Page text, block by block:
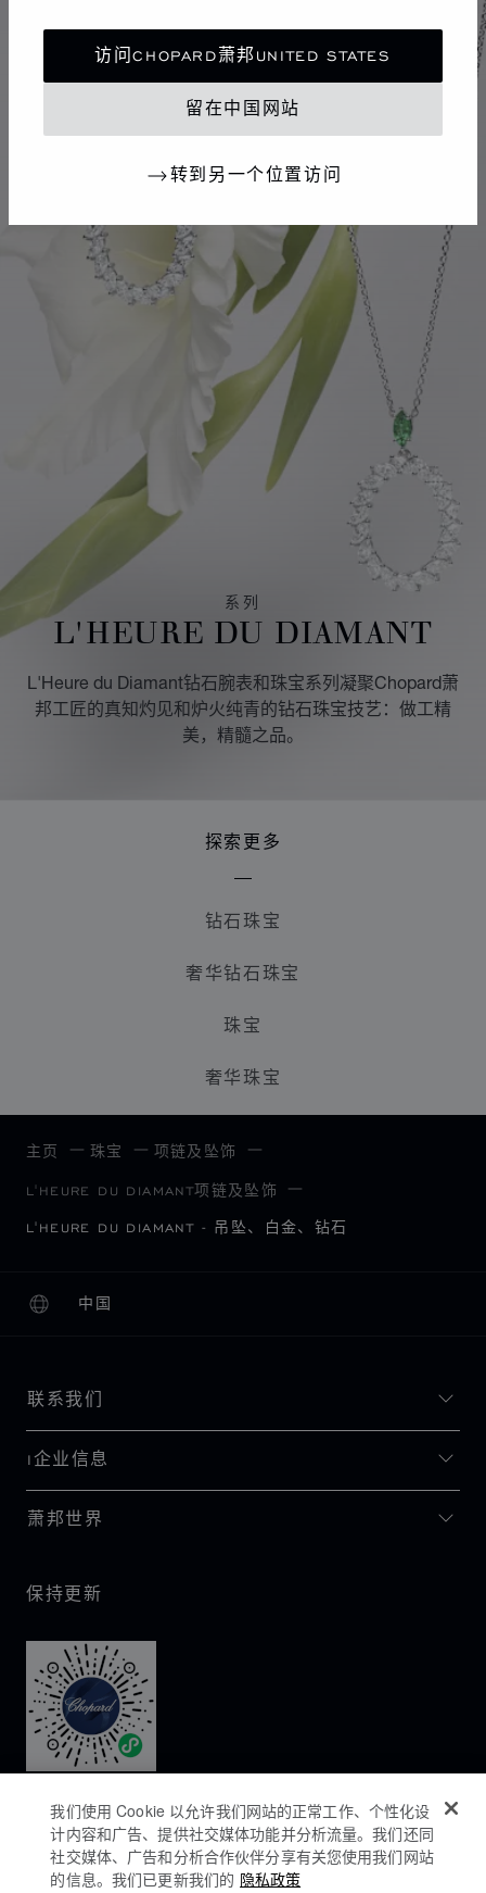
访问CHOPARD萧邦UNITED STATES
留在中国网站
转到另一个位置访问
系列
L'HEURE DU DIAMANT
L'Heure du Diamant钻石腕表和珠宝系列凝聚Chopard萧
邦工匠的真知灼见和炉火纯青的钻石珠宝技艺：做工精
美，精髓之品。
探索更多
钻石珠宝
奢华钻石珠宝
珠宝
奢华珠宝
主页 珠宝 项链及坠饰
L'HEURE DU DIAMANT项链及坠饰
L'HEURE DU DIAMANT - 吊坠、白金、钻石
中国
本地化（更改国家/地区）
更改国家/地区
联系我们
I企业信息
萧邦世界
保持更新
我们使用 Cookie 以允许我们网站的正常工作、个性化设
计内容和广告、提供社交媒体功能并分析流量。我们还同
社交媒体、广告和分析合作伙伴分享有关您使用我们网站
的信息。我们已更新我们的 隐私政策